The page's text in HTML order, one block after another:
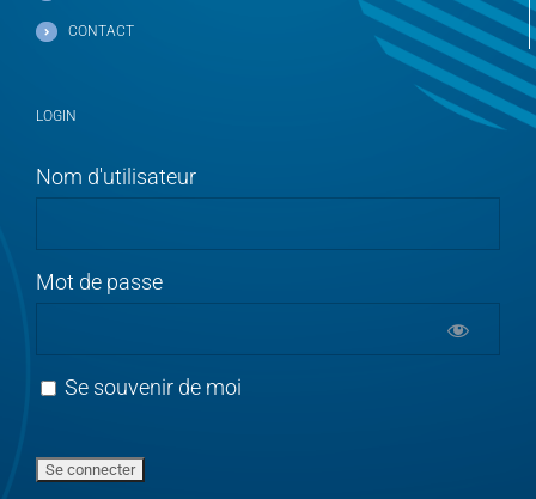
CONTACT
LOGIN
Nom d'utilisateur
Mot de passe
Se souvenir de moi